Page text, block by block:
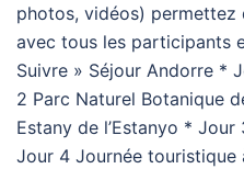
photos, vidéos)
avec tous les participants
Suivre » Séjour Andorre *
2 Parc Naturel Botanique
Estany de l’Estanyo *
Jour 4 Journée